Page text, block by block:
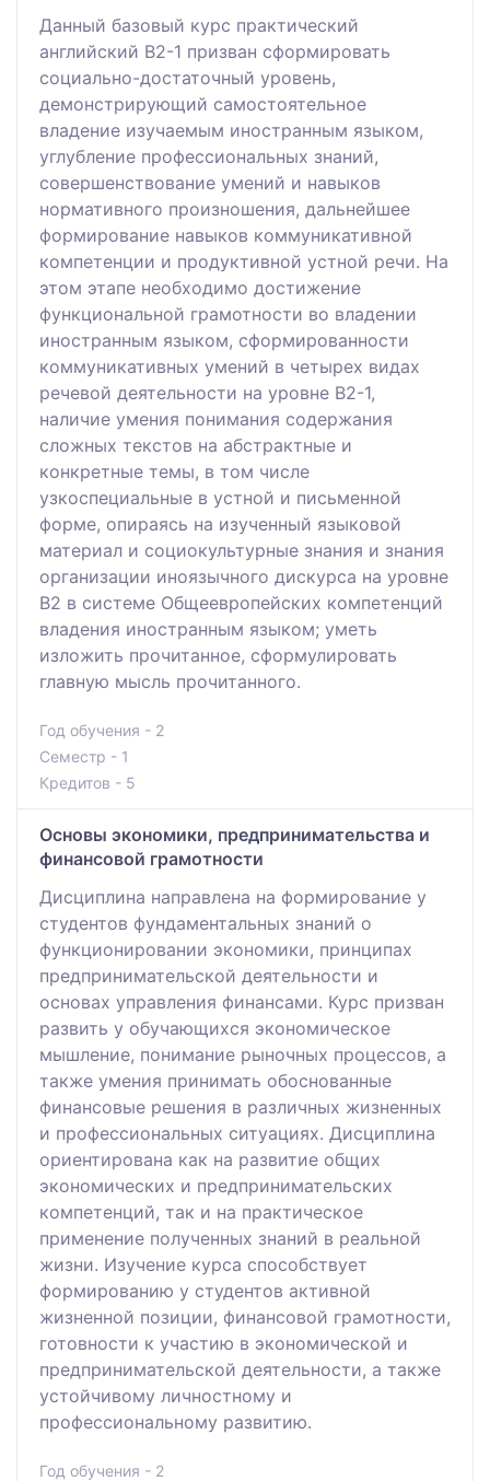
Данный базовый курс практический
английский В2-1 призван сформировать
социально-достаточный уровень,
демонстрирующий самостоятельное
владение изучаемым иностранным языком,
углубление профессиональных знаний,
совершенствование умений и навыков
нормативного произношения, дальнейшее
формирование навыков коммуникативной
компетенции и продуктивной устной речи. На
этом этапе необходимо достижение
функциональной грамотности во владении
иностранным языком, сформированности
коммуникативных умений в четырех видах
речевой деятельности на уровне В2-1,
наличие умения понимания содержания
сложных текстов на абстрактные и
конкретные темы, в том числе
узкоспециальные в устной и письменной
форме, опираясь на изученный языковой
материал и социокультурные знания и знания
организации иноязычного дискурса на уровне
В2 в системе Общеевропейских компетенций
владения иностранным языком; уметь
изложить прочитанное, сформулировать
главную мысль прочитанного.
Год обучения - 2
Семестр - 1
Кредитов - 5
Основы экономики, предпринимательства и
финансовой грамотности
Дисциплина направлена на формирование у
студентов фундаментальных знаний о
функционировании экономики, принципах
предпринимательской деятельности и
основах управления финансами. Курс призван
развить у обучающихся экономическое
мышление, понимание рыночных процессов, а
также умения принимать обоснованные
финансовые решения в различных жизненных
и профессиональных ситуациях. Дисциплина
ориентирована как на развитие общих
экономических и предпринимательских
компетенций, так и на практическое
применение полученных знаний в реальной
жизни. Изучение курса способствует
формированию у студентов активной
жизненной позиции, финансовой грамотности,
готовности к участию в экономической и
предпринимательской деятельности, а также
устойчивому личностному и
профессиональному развитию.
Год обучения - 2